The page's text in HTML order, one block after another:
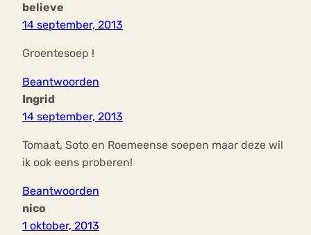
believe
14 september, 2013
Groentesoep !
Beantwoorden
Ingrid
14 september, 2013
Tomaat, Soto en Roemeense soepen maar deze wil
ik ook eens proberen!
Beantwoorden
nico
1 oktober, 2013